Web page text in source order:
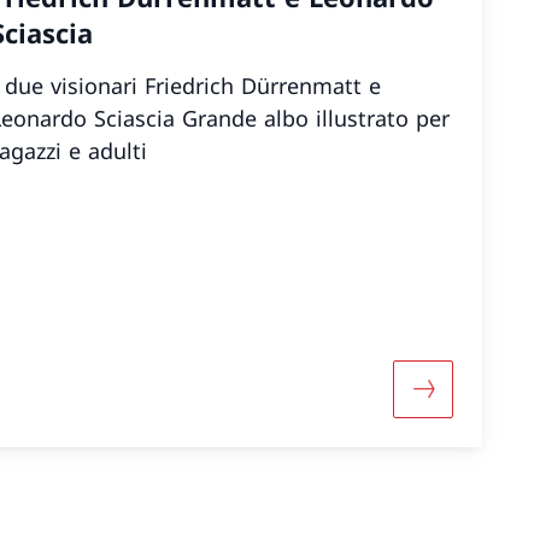
visionari Friedrich Dürrenmatt e
Sciascia Grande albo illustrato per
e adulti
Maggiori